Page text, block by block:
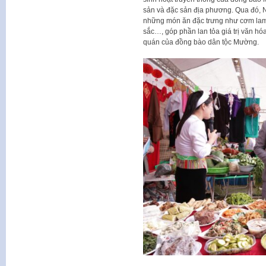
sản và đặc sản địa phương. Qua đó,
những món ăn đặc trưng như cơm
sắc…, góp phần lan tỏa giá trị văn
quán của đồng bào dân tộc Mường.